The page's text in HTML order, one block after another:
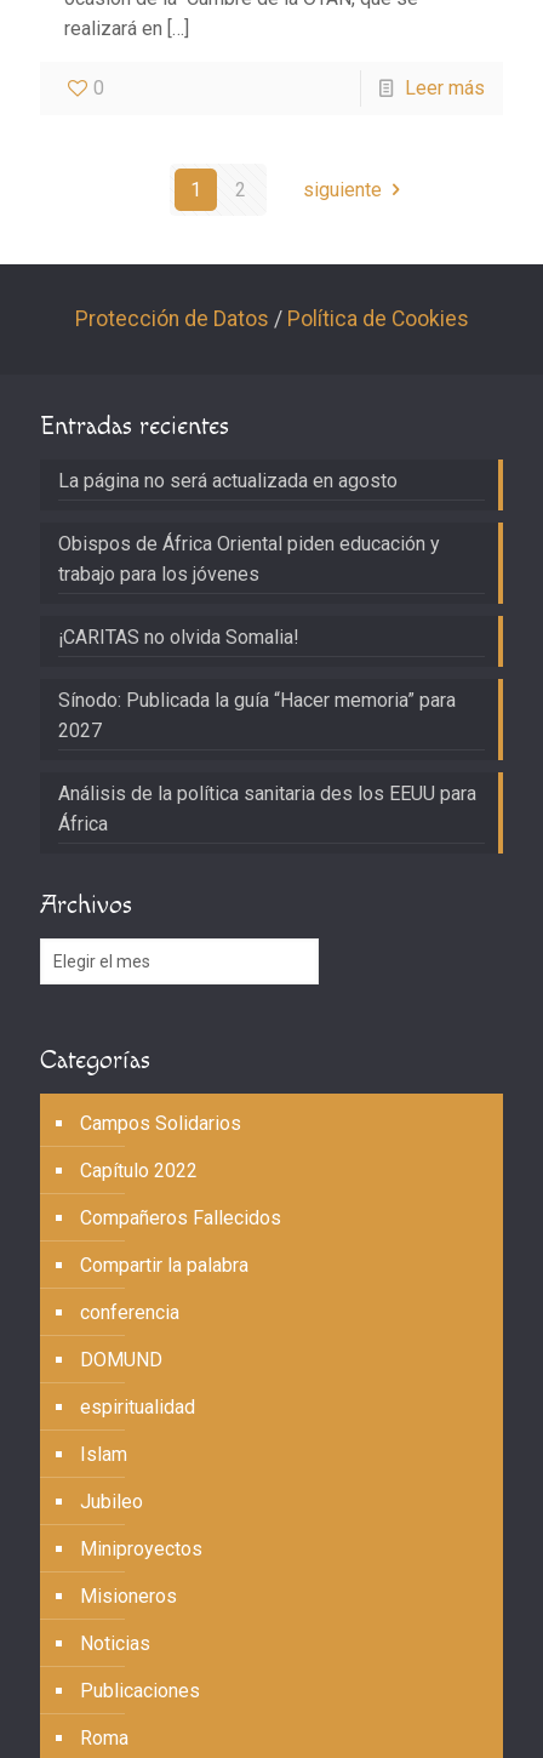
realizará en […]
0 Leer más
1 2 siguiente
Protección de Datos / Política de Cookies
Entradas recientes
La página no será actualizada en agosto
Obispos de África Oriental piden educación y
trabajo para los jóvenes
¡CARITAS no olvida Somalia!
Sínodo: Publicada la guía “Hacer memoria” para
2027
Análisis de la política sanitaria des los EEUU para
África
Archivos
Archivos
Categorías
Campos Solidarios
Capítulo 2022
Compañeros Fallecidos
Compartir la palabra
conferencia
DOMUND
espiritualidad
Islam
Jubileo
Miniproyectos
Misioneros
Noticias
Publicaciones
Roma